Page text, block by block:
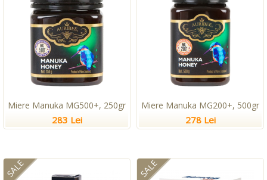
Miere Manuka MG500+, 250gr
283 Lei
Miere Manuka MG200+, 500gr
278 Lei
SALE SALE